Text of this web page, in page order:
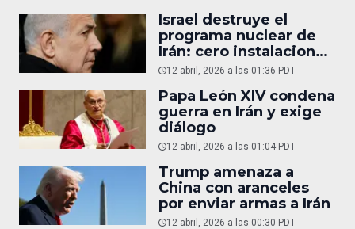
Israel destruye el
programa nuclear de
Irán: cero instalaciones
operativas
12 abril, 2026 a las 01:36 PDT
Papa León XIV condena
guerra en Irán y exige
diálogo
12 abril, 2026 a las 01:04 PDT
Trump amenaza a
China con aranceles
por enviar armas a Irán
12 abril, 2026 a las 00:30 PDT